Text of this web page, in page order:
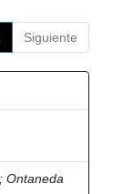
Siguiente
;Ontaneda